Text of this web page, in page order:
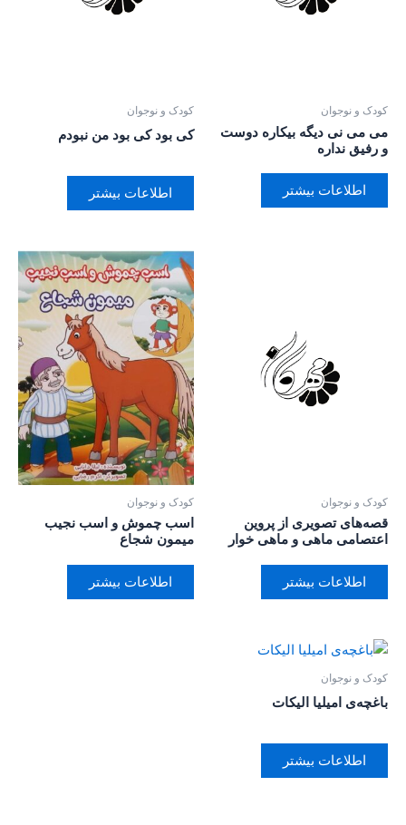
کودک و نوجوان
می می نی دیگه بیکاره دوست
و رفیق نداره
اطلاعات بیشتر
کودک و نوجوان
کی بود کی بود من نبودم
اطلاعات بیشتر
کودک و نوجوان
قصه‌های تصویری از پروین
اعتصامی ماهی و ماهی خوار
اطلاعات بیشتر
کودک و نوجوان
اسب چموش و اسب نجیب
میمون شجاع
اطلاعات بیشتر
کودک و نوجوان
باغچه‌ی امیلیا الیکات
اطلاعات بیشتر